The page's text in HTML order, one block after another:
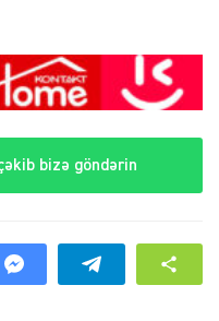
bizə göndərin